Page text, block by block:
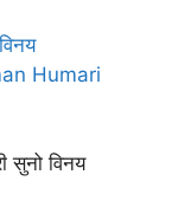
Humari
सुनो विनय